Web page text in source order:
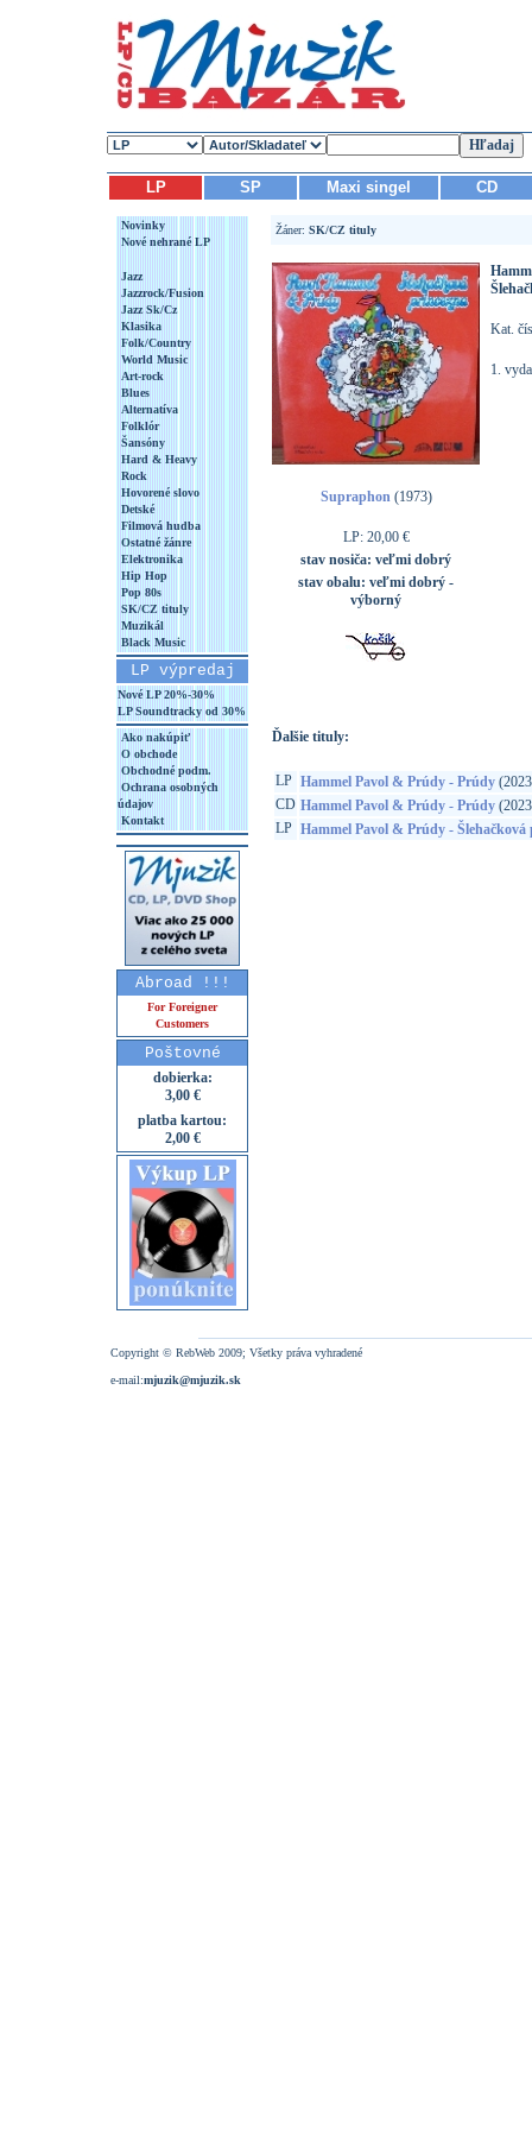
LP SP Maxi singel CD
Novinky
Nové nehrané LP
Jazz
Jazzrock/Fusion
Jazz Sk/Cz
Klasika
Folk/Country
World Music
Art-rock
Blues
Alternatíva
Folklór
Šansóny
Hard & Heavy
Rock
Hovorené slovo
Detské
Filmová hudba
Ostatné žánre
Elektronika
Hip Hop
Pop 80s
SK/CZ tituly
Muzikál
Black Music
LP výpredaj
Nové LP 20%-30%
LP Soundtracky od 30%
Ako nakúpiť
O obchode
Obchodné podm.
Ochrana osobných
údajov
Kontakt
Abroad !!!
For Foreigner
Customers
Poštovné
dobierka:
3,00 €
platba kartou:
2,00 €
Žáner: SK/CZ tituly
Supraphon(1973)
LP: 20,00 €
stav nosiča: veľmi dobrý
stav obalu: veľmi dobrý -
výborný
Kat.
1.
Ďalšie tituly:
LP Hammel Pavol & Prúdy - Prúdy
CD Hammel Pavol & Prúdy - Prúdy
LP Hammel Pavol & Prúdy - Šlehačková
Copyright © RebWeb 2009; Všetky práva vyhradené
e-mail:mjuzik@mjuzik.sk